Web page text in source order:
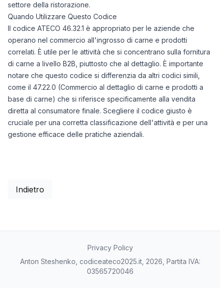
settore della ristorazione.
Quando Utilizzare Questo Codice
Il codice ATECO 46.32.1 è appropriato per le aziende che
operano nel commercio all'ingrosso di carne e prodotti
correlati. È utile per le attività che si concentrano sulla fornitura
di carne a livello B2B, piuttosto che al dettaglio. È importante
notare che questo codice si differenzia da altri codici simili,
come il 47.22.0 (Commercio al dettaglio di carne e prodotti a
base di carne) che si riferisce specificamente alla vendita
diretta al consumatore finale. Scegliere il codice giusto è
cruciale per una corretta classificazione dell'attività e per una
gestione efficace delle pratiche aziendali.
Indietro
Privacy Policy
Anton Steshenko, codiceateco2025.it, 2026, Partita IVA:
03565720046